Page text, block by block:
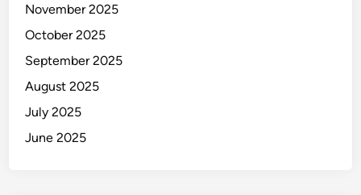
November 2025
October 2025
September 2025
August 2025
July 2025
June 2025